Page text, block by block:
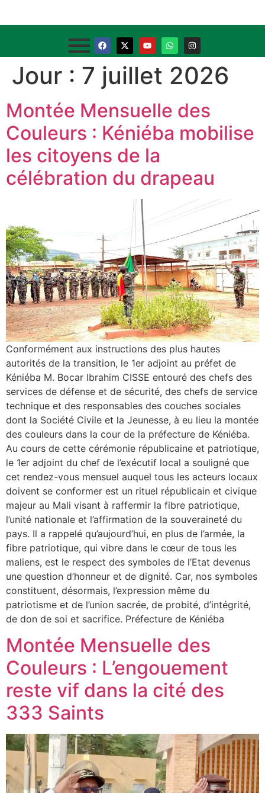
Jour : 7 juillet 2026
Montée Mensuelle des
Couleurs : Kéniéba mobilise
les citoyens de la
célébration du drapeau
Conformément aux instructions des plus hautes
autorités de la transition, le 1er adjoint au préfet de
Kéniéba M. Bocar Ibrahim CISSE entouré des chefs des
services de défense et de sécurité, des chefs de service
technique et des responsables des couches sociales
dont la Société Civile et la Jeunesse, à eu lieu la montée
des couleurs dans la cour de la préfecture de Kéniéba.
Au cours de cette cérémonie républicaine et patriotique,
le 1er adjoint du chef de l’exécutif local a souligné que
cet rendez-vous mensuel auquel tous les acteurs locaux
doivent se conformer est un rituel républicain et civique
majeur au Mali visant à raffermir la fibre patriotique,
l’unité nationale et l’affirmation de la souveraineté du
pays. Il a rappelé qu’aujourd’hui, en plus de l’armée, la
fibre patriotique, qui vibre dans le cœur de tous les
maliens, est le respect des symboles de l’Etat devenus
une question d’honneur et de dignité. Car, nos symboles
constituent, désormais, l’expression même du
patriotisme et de l’union sacrée, de probité, d’intégrité,
de don de soi et sacrifice. Préfecture de Kéniéba
Montée Mensuelle des
Couleurs : L’engouement
reste vif dans la cité des
333 Saints